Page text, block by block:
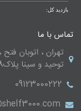
بازدید کل:
تماس با ما
تهران ، اتوبان
توحید و سینا پلاک288 واحد 9
09123000222